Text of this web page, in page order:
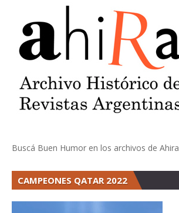
Buscá Buen Humor en los archivos de Ahira
CAMPEONES QATAR 2022